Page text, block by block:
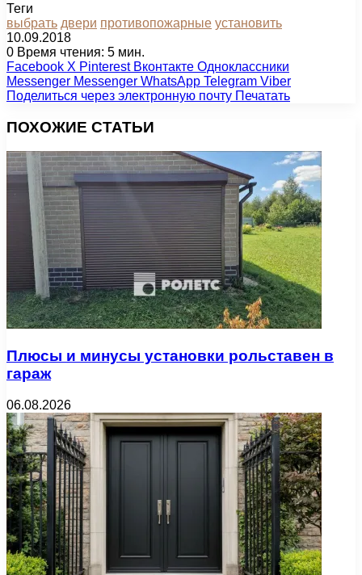
Теги
выбрать двери противопожарные установить
10.09.2018
0 Время чтения: 5 мин.
Facebook X Pinterest Вконтакте Одноклассники
Messenger Messenger WhatsApp Telegram Viber
Поделиться через электронную почту Печатать
ПОХОЖИЕ СТАТЬИ
Плюсы и минусы установки рольставен в
гараж
06.08.2026